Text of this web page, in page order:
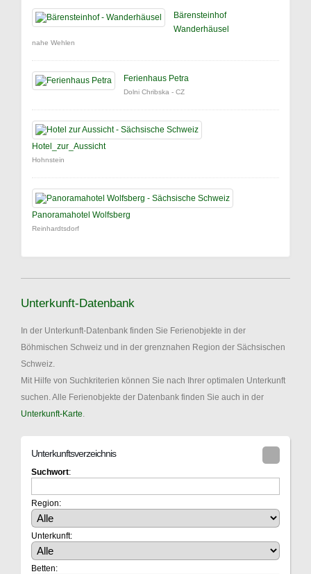
Bärensteinhof
Wanderhäusel
nahe Wehlen
Ferienhaus Petra
Dolni Chribska - CZ
Hotel_zur_Aussicht
Hohnstein
Panoramahotel Wolfsberg
Reinhardtsdorf
Unterkunft-Datenbank
In der Unterkunft-Datenbank finden Sie Ferienobjekte in der
Böhmischen Schweiz und in der grenznahen Region der Sächsischen
Schweiz.
Mit Hilfe von Suchkriterien können Sie nach Ihrer optimalen Unterkunft
suchen. Alle Ferienobjekte der Datenbank finden Sie auch in der
Unterkunft-Karte
Unterkunftsverzeichnis
Suchwort:
Region:
Unterkunft:
Betten: